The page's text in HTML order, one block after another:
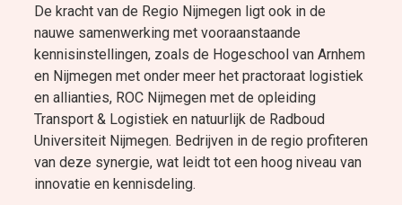
De kracht van de Regio Nijmegen ligt ook in de
nauwe samenwerking met vooraanstaande
kennisinstellingen, zoals de Hogeschool van Arnhem
en Nijmegen met onder meer het practoraat logistiek
en allianties, ROC Nijmegen met de opleiding
Transport & Logistiek en natuurlijk de Radboud
Universiteit Nijmegen. Bedrijven in de regio profiteren
van deze synergie, wat leidt tot een hoog niveau van
innovatie en kennisdeling.